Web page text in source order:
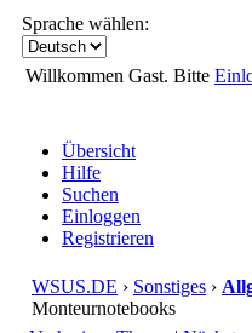
Sprache wählen:
Willkommen Gast. Bitte
Übersicht
Hilfe
Suchen
Einloggen
Registrieren
WSUS.DE › Sonstiges ›
Monteurnotebooks